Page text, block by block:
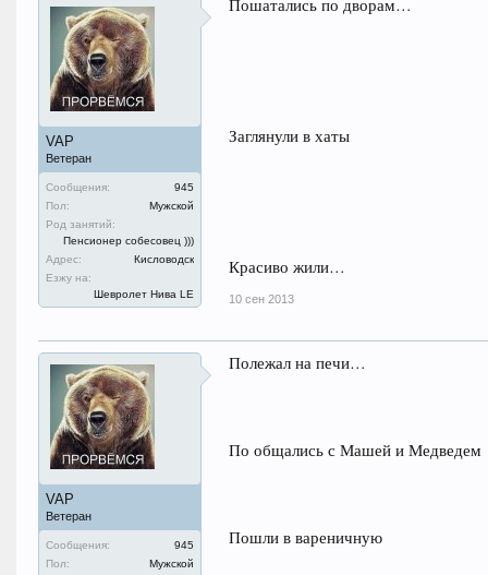
VAP
Ветеран
Сообщения:
945
Пол:
Мужской
Род занятий:
Пенсионер собесовец )))
Адрес:
Кисловодск
Езжу на:
Шевролет Нива LE
Пошатались по дворам…
Заглянули в хаты
Красиво жили…
10 сен 2013
VAP
Ветеран
Сообщения:
945
Пол:
Мужской
Полежал на печи…
По общались с Машей и Медведем
Пошли в вареничную